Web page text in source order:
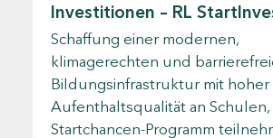
Investitionen – RL
Schaffung einer modernen,
klimagerechten und
Bildungsinfrastruktur mit hoher
Aufenthaltsqualität an Schulen,
Startchancen-Programm